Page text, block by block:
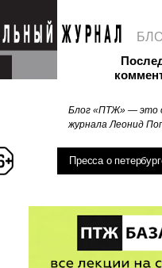
Блог «ПТЖ» — это
журнала Леонид
Пресса о